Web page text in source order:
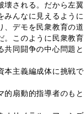
壊される。だから左
みんなに見えるよう
、デモを民衆教育の
このように民衆教
共同闘争の中心問題
主義編成体に挑戦
扇動的指導者のも